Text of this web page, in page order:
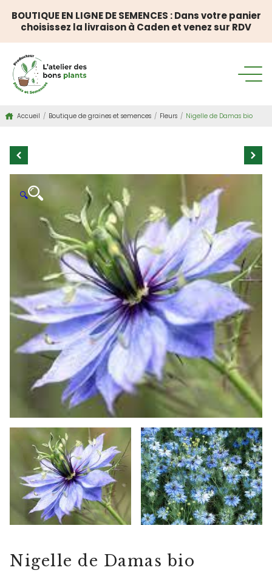
BOUTIQUE EN LIGNE DE SEMENCES : Dans votre panier
choisissez la livraison à Caden et venez sur RDV
Accueil / Boutique de graines et semences / Fleurs / Nigelle de Damas bio
🔍
Nigelle de Damas bio